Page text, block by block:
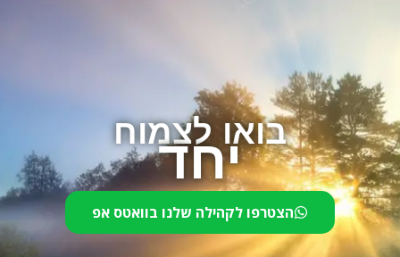
בואו לצמוח
יחד
הצטרפו לקהילה שלנו בוואטס אפ